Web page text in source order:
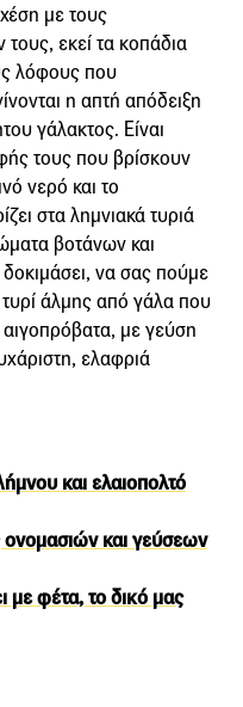
με τους
εκεί τα κοπάδια
λόφους που
η απτή απόδειξη
γάλακτος. Είναι
τους που βρίσκουν
νερό και το
στα λημνιακά τυριά
βοτάνων και
να σας πούμε
τυρί άλμης από γάλα που
αιγοπρόβατα, με γεύση
ελαφριά
και ελαιοπολτό
ονομασιών και γεύσεων
με φέτα, το δικό μας